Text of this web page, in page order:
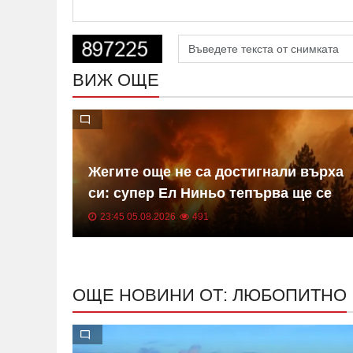
ВИЖ ОЩЕ
Жегите още не са достигнали върха
си: супер Ел Ниньо тепърва ще се
засилва
23:45 05.08.2026 491
ОЩЕ НОВИНИ ОТ: ЛЮБОПИТНО